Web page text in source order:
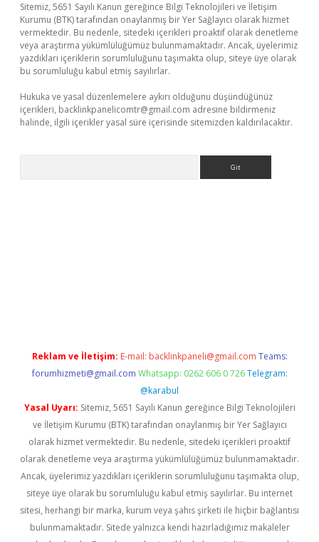
Sitemiz, 5651 Sayılı Kanun gereğince Bilgi Teknolojileri ve İletişim
Kurumu (BTK) tarafından onaylanmış bir Yer Sağlayıcı olarak hizmet
vermektedir. Bu nedenle, sitedeki içerikleri proaktif olarak denetleme
veya araştırma yükümlülüğümüz bulunmamaktadır. Ancak, üyelerimiz
yazdıkları içeriklerin sorumluluğunu taşımakta olup, siteye üye olarak
bu sorumluluğu kabul etmiş sayılırlar.
Hukuka ve yasal düzenlemelere aykırı olduğunu düşündüğünüz
içerikleri, backlinkpanelicomtr@gmail.com adresine bildirmeniz
halinde, ilgili içerikler yasal süre içerisinde sitemizden kaldırılacaktır.
Reklam ve İletişim: E-mail: backlinkpaneli@gmail.com Teams:
forumhizmeti@gmail.com Whatsapp: 0262 606 0 726 Telegram:
@karabul
Yasal Uyarı: Sitemiz, 5651 Sayılı Kanun gereğince Bilgi Teknolojileri
ve İletişim Kurumu (BTK) tarafından onaylanmış bir Yer Sağlayıcı
olarak hizmet vermektedir. Bu nedenle, sitedeki içerikleri proaktif
olarak denetleme veya araştırma yükümlülüğümüz bulunmamaktadır.
Ancak, üyelerimiz yazdıkları içeriklerin sorumluluğunu taşımakta olup,
siteye üye olarak bu sorumluluğu kabul etmiş sayılırlar. Bu internet
sitesi, herhangi bir marka, kurum veya şahıs şirketi ile hiçbir bağlantısı
bulunmamaktadır. Sitede yalnızca kendi hazırladığımız makaleler